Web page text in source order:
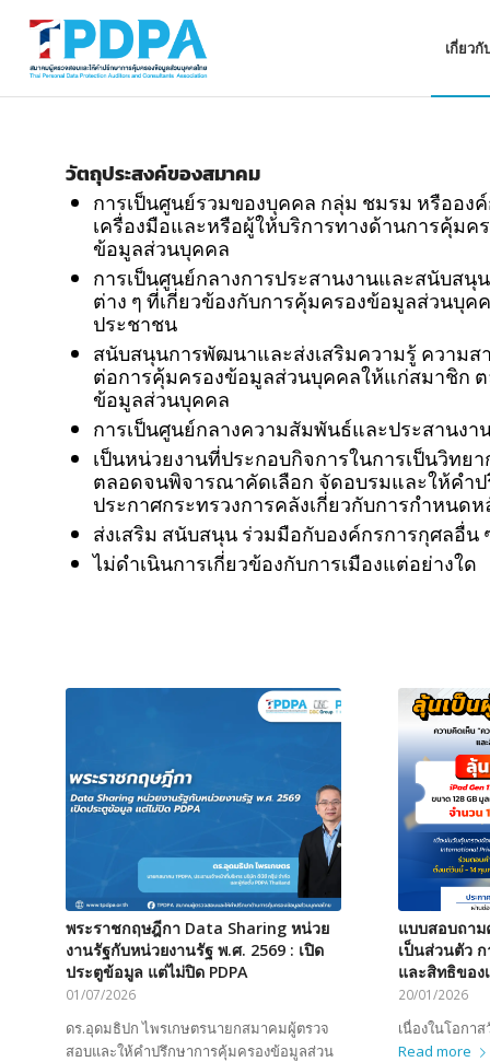
เกี่ยวกั
วัตถุประสงค์ของสมาคม
การเป็นศูนย์รวมของบุคคล กลุ่ม ชมรม หรืออ
เครื่องมือและหรือผู้ให้บริการทางด้านการคุ้ม
ข้อมูลส่วนบุคคล
การเป็นศูนย์กลางการประสานงานและสนับส
ต่าง ๆ ที่เกี่ยวข้องกับการคุ้มครองข้อมูลส่วนบุ
ประชาชน
สนับสนุนการพัฒนาและส่งเสริมความรู้ ความ
ต่อการคุ้มครองข้อมูลส่วนบุคคลให้แก่สมาชิก
ข้อมูลส่วนบุคคล
การเป็นศูนย์กลางความสัมพันธ์และประสานง
เป็นหน่วยงานที่ประกอบกิจการในการเป็นวิทย
ตลอดจนพิจารณาคัดเลือก จัดอบรมและให้คำ
ประกาศกระทรวงการคลังเกี่ยวกับการกำหน
ส่งเสริม สนับสนุน ร่วมมือกับองค์กรการกุศลอื่น
ไม่ดำเนินการเกี่ยวข้องกับการเมืองแต่อย่างใด
พระราชกฤษฎีกา Data Sharing หน่วย
งานรัฐกับหน่วยงานรัฐ พ.ศ. 2569 : เปิด
ประตูข้อมูล แต่ไม่ปิด PDPA
01/07/2026
ดร.อุดมธิปก ไพรเกษตรนายกสมาคมผู้ตรวจ
สอบและให้คำปรึกษาการคุ้มครองข้อมูลส่วน
แบบสอบถาม
เป็นส่วนตัว
และสิทธิของ
20/01/2026
เนื่องในโอกา
Read more